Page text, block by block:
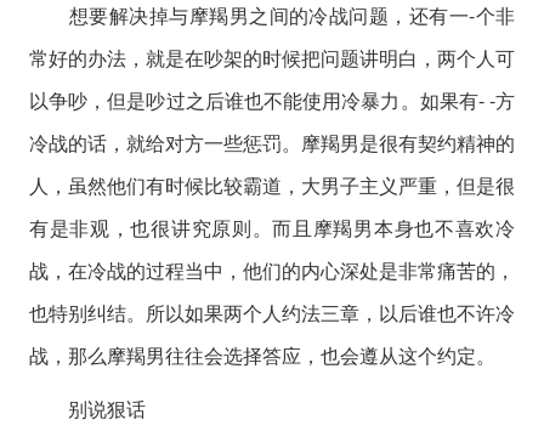
想要解决掉与摩羯男之间的冷战问题，还有一-个非
常好的办法，就是在吵架的时候把问题讲明白，两个人可
以争吵，但是吵过之后谁也不能使用冷暴力。如果有- -方
冷战的话，就给对方一些惩罚。摩羯男是很有契约精神的
人，虽然他们有时候比较霸道，大男子主义严重，但是很
有是非观，也很讲究原则。而且摩羯男本身也不喜欢冷
战，在冷战的过程当中，他们的内心深处是非常痛苦的，
也特别纠结。所以如果两个人约法三章，以后谁也不许冷
战，那么摩羯男往往会选择答应，也会遵从这个约定。
别说狠话